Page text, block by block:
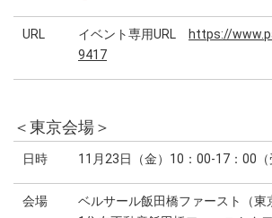
URL イベント専用URL
https://
9417
＜東京会場＞
日時 11月23日（金）10：00-17：00（
会場
ベルサール飯田橋ファースト（東